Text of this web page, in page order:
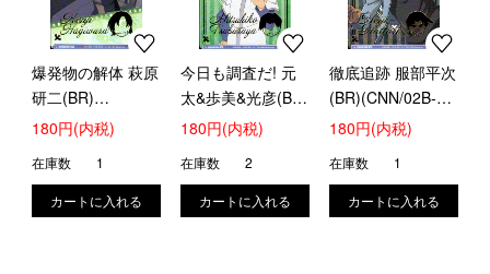
爆発物の解体 萩原
研二(BR)
(CNN/02B-006B)
180円(内税)
在庫数 1
今日も調査だ! 元
太&歩美&光彦(BR)
(CNN/02B-023Bc)
180円(内税)
在庫数 2
徹底追跡 服部平次
(BR)(CNN/02B-
052B)
180円(内税)
在庫数 1